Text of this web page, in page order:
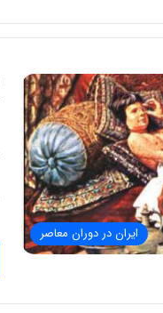
ایران در دوران معاصر